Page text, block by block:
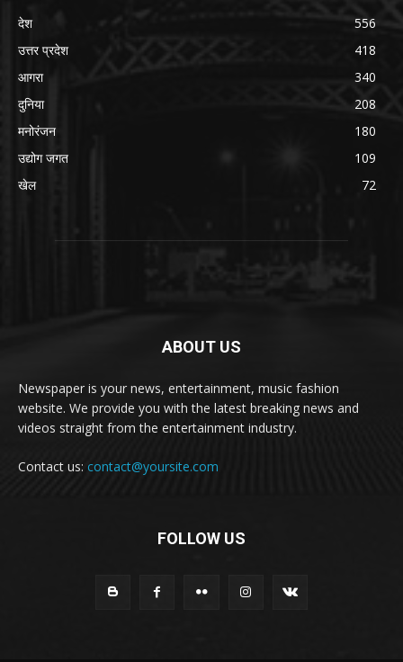
देश
556
उत्तर प्रदेश
418
आगरा
340
दुनिया
208
मनोरंजन
180
उद्योग जगत
109
खेल
72
ABOUT US
Newspaper is your news, entertainment, music fashion
website. We provide you with the latest breaking news and
videos straight from the entertainment industry.
Contact us: contact@yoursite.com
FOLLOW US